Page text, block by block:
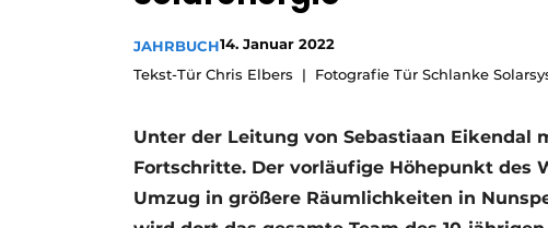
Ein Stellenangebot registrieren
Freie Stellen
Videos
JAHRBUCH14. Januar 2022
Tekst-Tür Chris Elbers
Fotografie Tür Schlanke
Unter der Leitung von Sebastiaan Eikendal
Fortschritte. Der vorläufige Höhepunkt des
Umzug in größere Räumlichkeiten in